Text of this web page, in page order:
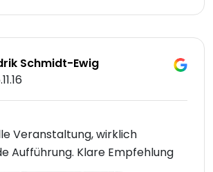
Schmidt-Ewig
Veranstaltung, wirklich
Aufführung. Klare Empfehlung